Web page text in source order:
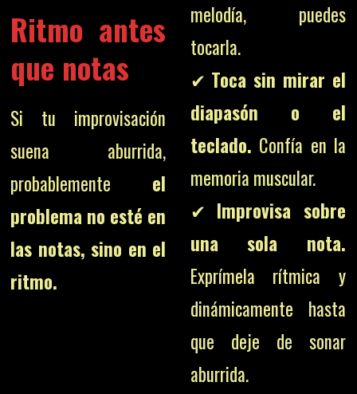
Ritmo antes
que notas
Si tu improvisación
suena aburrida,
probablemente el
problema no esté en
las notas, sino en el
ritmo.
melodía, puedes
tocarla.
✔ Toca sin mirar el
diapasón o el
teclado. Confía en la
memoria muscular.
✔ Improvisa sobre
una sola nota.
Exprímela rítmica y
dinámicamente hasta
que deje de sonar
aburrida.